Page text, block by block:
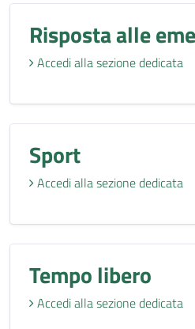
Risposta alle
Accedi alla sezione dedicata
Sport
Accedi alla sezione dedicata
Tempo libero
Accedi alla sezione dedicata